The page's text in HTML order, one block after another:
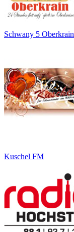
Schwany 5 Oberkrain
Kuschel FM